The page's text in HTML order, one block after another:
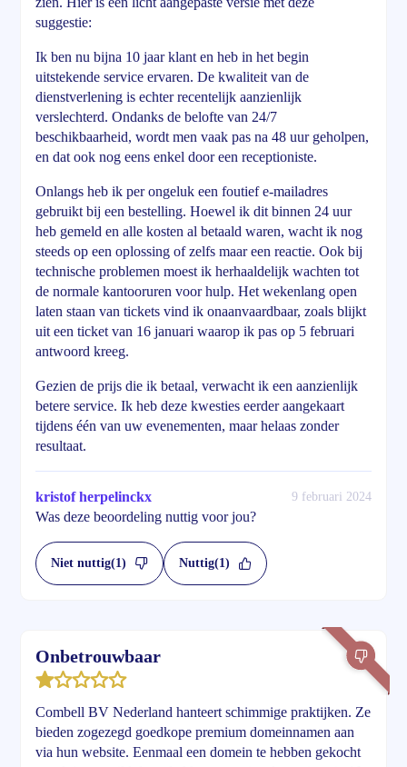
suggestie:
Ik ben nu bijna 10 jaar klant en heb in het begin
uitstekende service ervaren. De kwaliteit van de
dienstverlening is echter recentelijk aanzienlijk
verslechterd. Ondanks de belofte van 24/7
beschikbaarheid, wordt men vaak pas na 48 uur geholpen,
en dat ook nog eens enkel door een receptioniste.
Onlangs heb ik per ongeluk een foutief e-mailadres
gebruikt bij een bestelling. Hoewel ik dit binnen 24 uur
heb gemeld en alle kosten al betaald waren, wacht ik nog
steeds op een oplossing of zelfs maar een reactie. Ook bij
technische problemen moest ik herhaaldelijk wachten tot
de normale kantooruren voor hulp. Het wekenlang open
laten staan van tickets vind ik onaanvaardbaar, zoals blijkt
uit een ticket van 16 januari waarop ik pas op 5 februari
antwoord kreeg.
Gezien de prijs die ik betaal, verwacht ik een aanzienlijk
betere service. Ik heb deze kwesties eerder aangekaart
tijdens één van uw evenementen, maar helaas zonder
resultaat.
kristof herpelinckx 9 februari 2024
Was deze beoordeling nuttig voor jou?
Niet nuttig(1) Nuttig(1)
Onbetrouwbaar
Combell BV Nederland hanteert schimmige praktijken. Ze
bieden zogezegd goedkope premium domeinnamen aan
via hun website. Eenmaal een domein te hebben gekocht